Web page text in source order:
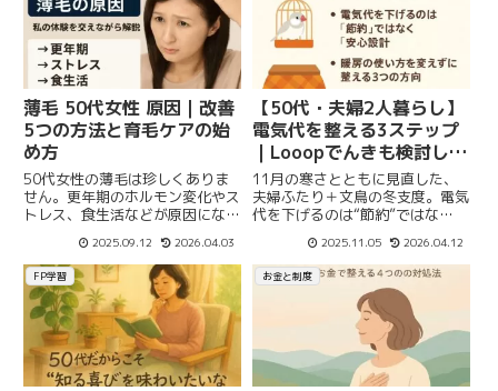
薄毛 50代女性 原因｜改善
5つの方法と育毛ケアの始
め方
50代女性の薄毛は珍しくありま
せん。更年期のホルモン変化やス
トレス、食生活などが原因になり
毛の原因と改善のヒントをわかり
やすく紹介します。
2025.09.12 2026.04.03
【50代・夫婦2人暮らし】
電気代を整える3ステップ
｜Looopでんきも検討した
話
11月の寒さとともに見直した、
夫婦ふたり＋文鳥の冬支度。電気
代を下げるのは“節約”ではな
を変えずに暮らしを整える方法を
紹介します。
2025.11.05 2026.04.12
FP学習 お金と制度